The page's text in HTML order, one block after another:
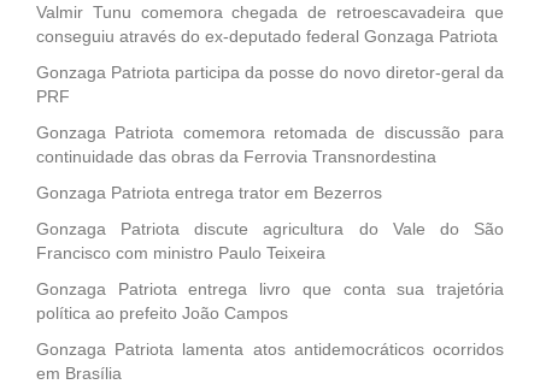
Valmir Tunu comemora chegada de retroescavadeira que
conseguiu através do ex-deputado federal Gonzaga Patriota
Gonzaga Patriota participa da posse do novo diretor-geral da
PRF
Gonzaga Patriota comemora retomada de discussão para
continuidade das obras da Ferrovia Transnordestina
Gonzaga Patriota entrega trator em Bezerros
Gonzaga Patriota discute agricultura do Vale do São
Francisco com ministro Paulo Teixeira
Gonzaga Patriota entrega livro que conta sua trajetória
política ao prefeito João Campos
Gonzaga Patriota lamenta atos antidemocráticos ocorridos
em Brasília